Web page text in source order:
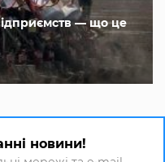
— що це
новини!